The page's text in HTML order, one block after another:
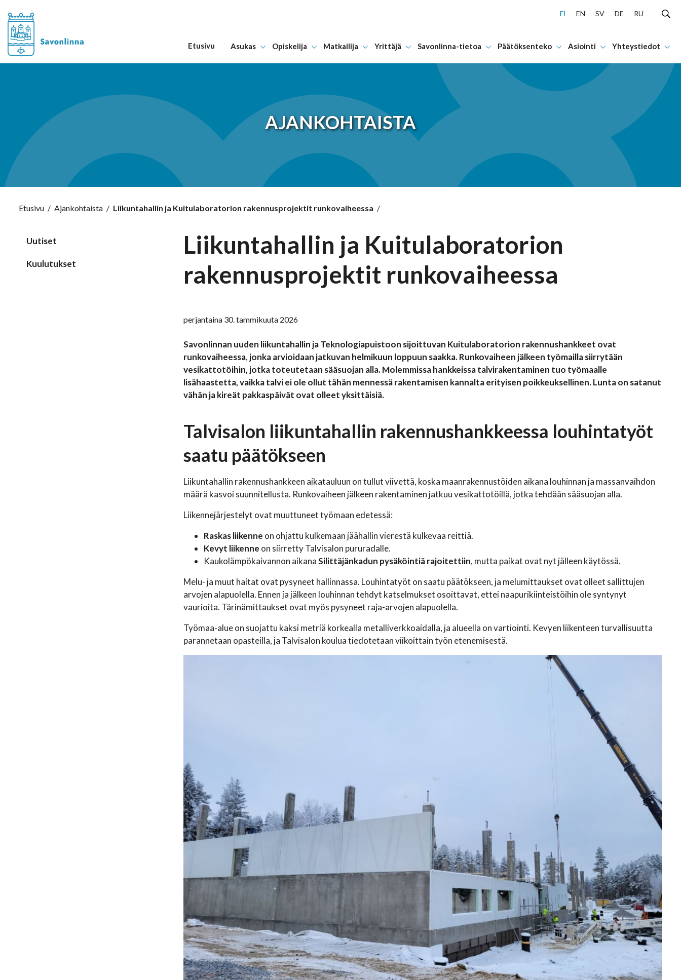
Hyppää sisältöön
FI EN SV DE RU
Etusivu Asukas Opiskelija Matkailija Yrittäjä Savonlinna-tietoa Päätöksenteko Asiointi Yhteystiedot
AJANKOHTAISTA
Etusivu / Ajankohtaista / Liikuntahallin ja Kuitulaboratorion rakennusprojektit runkovaiheessa /
Uutiset
Kuulutukset
Liikuntahallin ja Kuitulaboratorion
rakennusprojektit runkovaiheessa
perjantaina 30. tammikuuta 2026
Savonlinnan uuden liikuntahallin ja Teknologiapuistoon sijoittuvan Kuitulaboratorion rakennushankkeet ovat
runkovaiheessa, jonka arvioidaan jatkuvan helmikuun loppuun saakka. Runkovaiheen jälkeen työmailla siirrytään
vesikattotöihin, jotka toteutetaan sääsuojan alla. Molemmissa hankkeissa talvirakentaminen tuo työmaalle
lisähaastetta, vaikka talvi ei ole ollut tähän mennessä rakentamisen kannalta erityisen poikkeuksellinen. Lunta on satanut
vähän ja kireät pakkaspäivät ovat olleet yksittäisiä.
Talvisalon liikuntahallin rakennushankkeessa louhintatyöt
saatu päätökseen
Liikuntahallin rakennushankkeen aikatauluun on tullut viivettä, koska maanrakennustöiden aikana louhinnan ja massanvaihdon
määrä kasvoi suunnitellusta. Runkovaiheen jälkeen rakentaminen jatkuu vesikattotöillä, jotka tehdään sääsuojan alla.
Liikennejärjestelyt ovat muuttuneet työmaan edetessä:
Raskas liikenne on ohjattu kulkemaan jäähallin vierestä kulkevaa reittiä.
Kevyt liikenne on siirretty Talvisalon pururadalle.
Kaukolämpökaivannon aikanaSilittäjänkadun pysäköintiä rajoitettiin, mutta paikat ovat nyt jälleen käytössä.
Melu- ja muut haitat ovat pysyneet hallinnassa. Louhintatyöt on saatu päätökseen, ja melumittaukset ovat olleet sallittujen
arvojen alapuolella. Ennen ja jälkeen louhinnan tehdyt katselmukset osoittavat, ettei naapurikiinteistöihin ole syntynyt
vaurioita. Tärinämittaukset ovat myös pysyneet raja-arvojen alapuolella.
Työmaa-alue on suojattu kaksi metriä korkealla metalliverkkoaidalla, ja alueella on vartiointi. Kevyen liikenteen turvallisuutta
parannetaan opasteilla, ja Talvisalon koulua tiedotetaan viikoittain työn etenemisestä.